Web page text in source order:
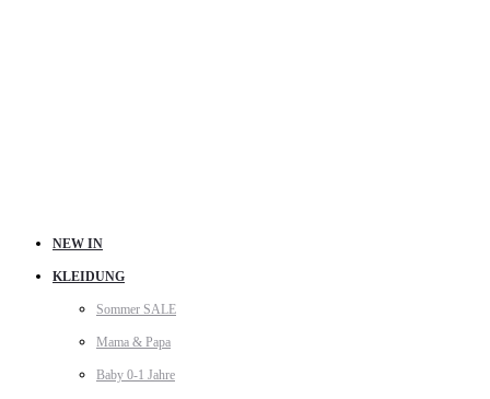
NEW IN
KLEIDUNG
Sommer SALE
Mama & Papa
Baby 0-1 Jahre